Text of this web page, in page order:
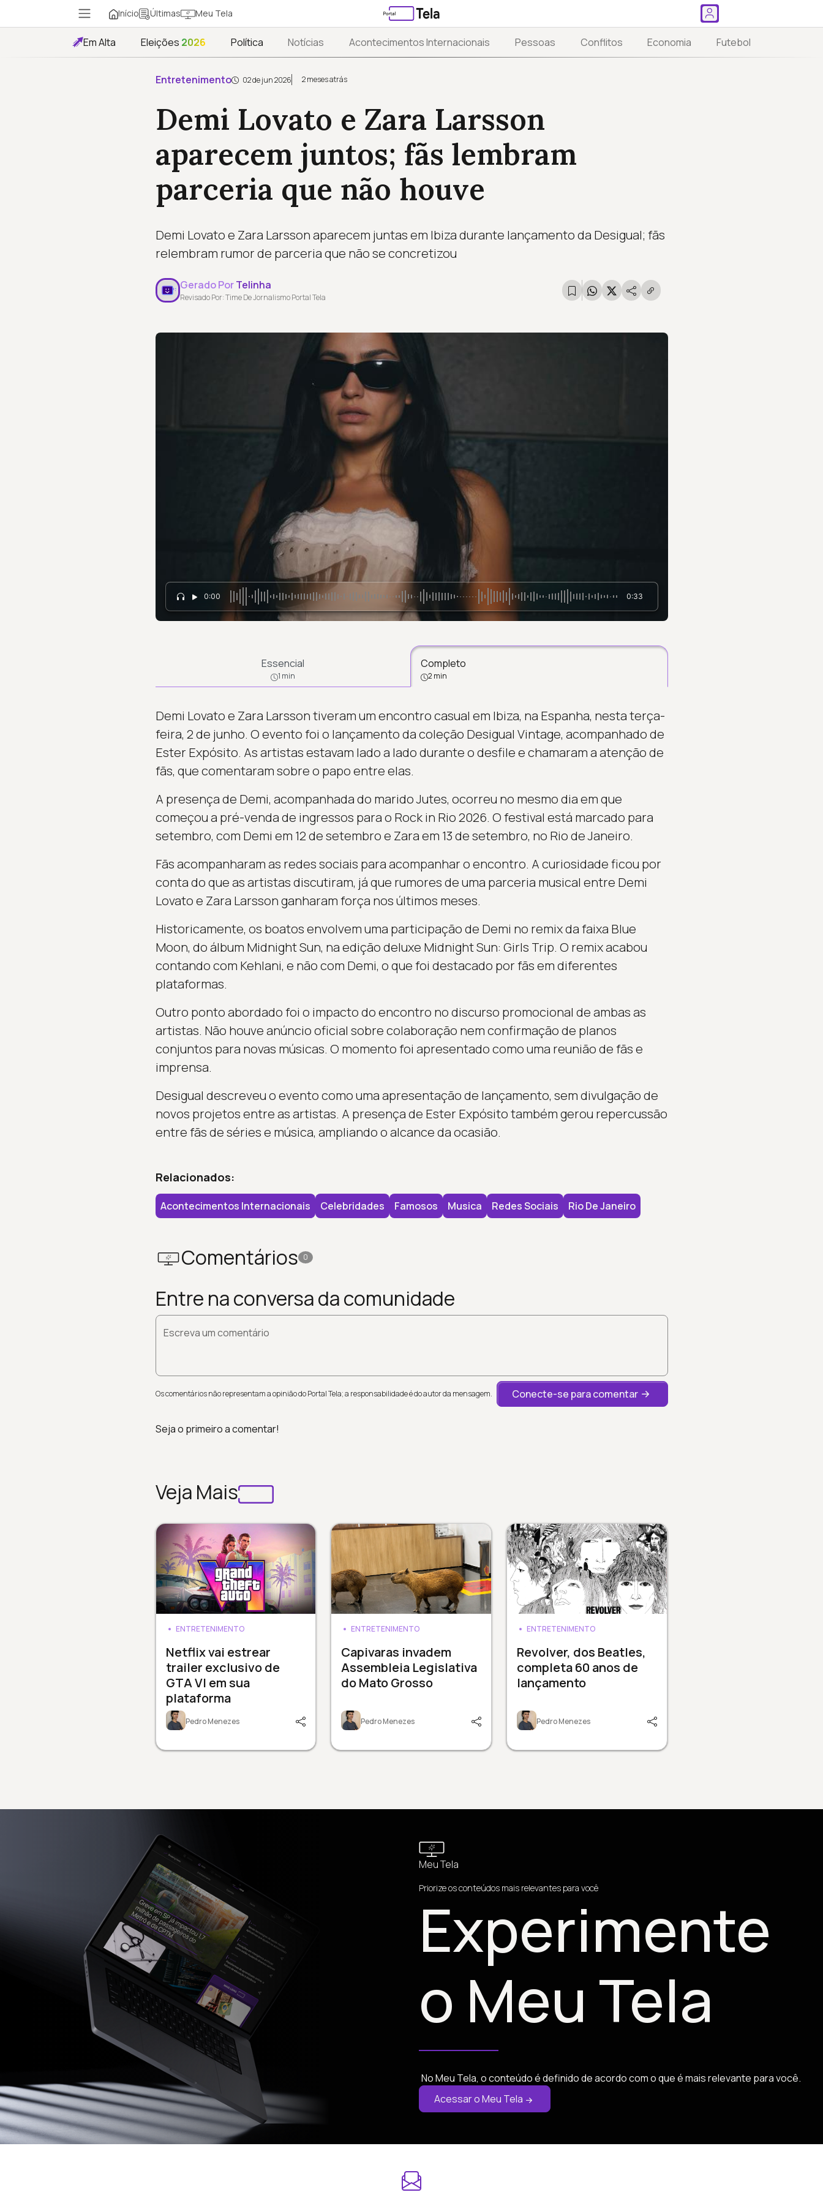
Início Últimas Meu Tela
Em Alta Eleições 2026 Política Notícias Acontecimentos Internacionais Pessoas Conflitos Economia Futebol
Entretenimento 02 de jun 2026 2 meses atrás
Demi Lovato e Zara Larsson
aparecem juntos; fãs lembram
parceria que não houve
Demi Lovato e Zara Larsson aparecem juntas em Ibiza durante lançamento da Desigual; fãs
relembram rumor de parceria que não se concretizou
Gerado PorTelinha
Revisado Por: Time De Jornalismo Portal Tela
0:00 0:33
Essencial
1 min
Completo
2 min
Demi Lovato e Zara Larsson tiveram um encontro casual em Ibiza, na Espanha, nesta terça-
feira, 2 de junho. O evento foi o lançamento da coleção Desigual Vintage, acompanhado de
Ester Expósito. As artistas estavam lado a lado durante o desfile e chamaram a atenção de
fãs, que comentaram sobre o papo entre elas.
A presença de Demi, acompanhada do marido Jutes, ocorreu no mesmo dia em que
começou a pré-venda de ingressos para o Rock in Rio 2026. O festival está marcado para
setembro, com Demi em 12 de setembro e Zara em 13 de setembro, no Rio de Janeiro.
Fãs acompanharam as redes sociais para acompanhar o encontro. A curiosidade ficou por
conta do que as artistas discutiram, já que rumores de uma parceria musical entre Demi
Lovato e Zara Larsson ganharam força nos últimos meses.
Historicamente, os boatos envolvem uma participação de Demi no remix da faixa Blue
Moon, do álbum Midnight Sun, na edição deluxe Midnight Sun: Girls Trip. O remix acabou
contando com Kehlani, e não com Demi, o que foi destacado por fãs em diferentes
plataformas.
Outro ponto abordado foi o impacto do encontro no discurso promocional de ambas as
artistas. Não houve anúncio oficial sobre colaboração nem confirmação de planos
conjuntos para novas músicas. O momento foi apresentado como uma reunião de fãs e
imprensa.
Desigual descreveu o evento como uma apresentação de lançamento, sem divulgação de
novos projetos entre as artistas. A presença de Ester Expósito também gerou repercussão
entre fãs de séries e música, ampliando o alcance da ocasião.
Relacionados:
Acontecimentos Internacionais Celebridades Famosos Musica Redes Sociais Rio De Janeiro
Comentários 0
Entre na conversa da comunidade
Escreva um comentário
Os comentários não representam a opinião do Portal Tela; a responsabilidade é do autor da mensagem. Conecte-se para comentar
Seja o primeiro a comentar!
Veja Mais
ENTRETENIMENTO
Netflix vai estrear
trailer exclusivo de
GTA VI em sua
plataforma
Pedro Menezes
ENTRETENIMENTO
Capivaras invadem
Assembleia Legislativa
do Mato Grosso
Pedro Menezes
ENTRETENIMENTO
Revolver, dos Beatles,
completa 60 anos de
lançamento
Pedro Menezes
Meu Tela
Priorize os conteúdos mais relevantes para você
Experimente
o Meu Tela
No Meu Tela, o conteúdo é definido de acordo com o que é mais relevante para você.
Acessar o Meu Tela